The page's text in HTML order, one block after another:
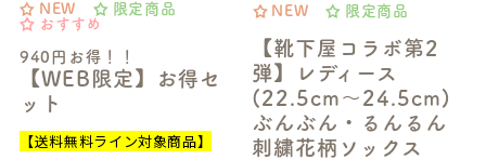
940円お得！！
【WEB限定】お得セ
ット
NEW
限定商品
おすすめ
【送料無料ライン対象商品】
【靴下屋コラボ第2
弾】レディース
(22.5cm～24.5cm)
ぶんぶん・るんるん
刺繍花柄ソックス
NEW 限定商品